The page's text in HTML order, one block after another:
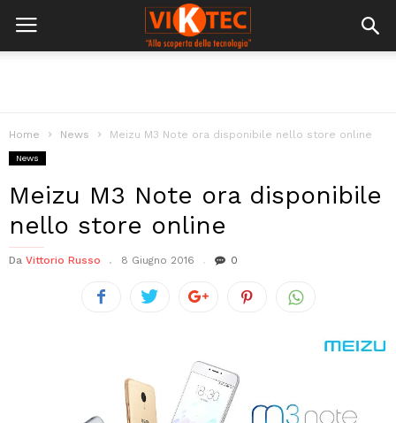
Home News Meizu M3 Note ora disponibile nello store online
News
Meizu M3 Note ora disponibile
nello store online
Da Vittorio Russo 8 Giugno 2016 0